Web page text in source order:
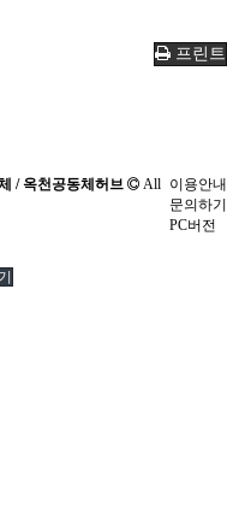
프린트
이용안내
문의하기
PC버전
/ 옥천공동체허브
All